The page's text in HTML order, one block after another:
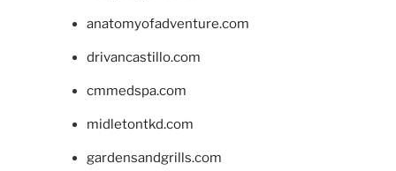
anatomyofadventure.com
drivancastillo.com
cmmedspa.com
midletontkd.com
gardensandgrills.com